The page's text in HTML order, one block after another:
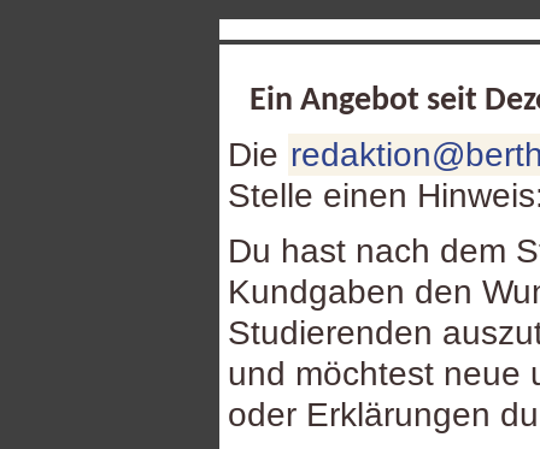
Ein Angebot seit
Die
Stelle einen
Du hast nach dem
Kundgaben den
Studierenden
und möchtest neue
oder Erklärungen